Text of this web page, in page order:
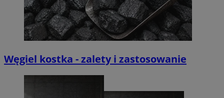
Węgiel kostka - zalety i zastosowanie